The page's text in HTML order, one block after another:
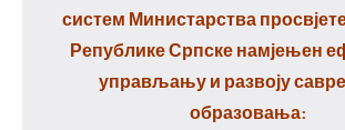
систем Министарства
Републике Српске намјењен
управљању и развоју
образовања: